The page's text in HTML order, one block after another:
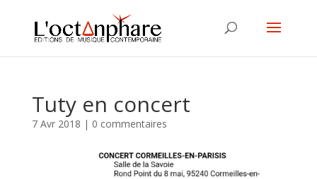
Tuty en concert
7 Avr 2018 | 0 commentaires